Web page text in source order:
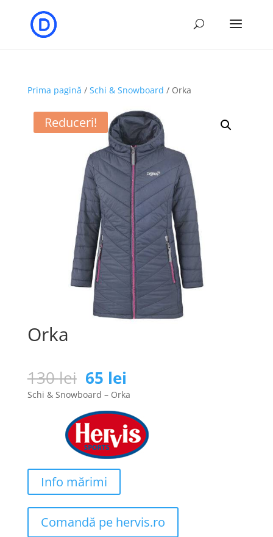
Prima pagină / Schi & Snowboard / Orka
Reduceri!
Orka
130lei Prețul
inițial
a
fost:
130 lei.
65 lei
curent
este:
65 lei.
Schi & Snowboard – Orka
Info mărimi
Comandă pe hervis.ro